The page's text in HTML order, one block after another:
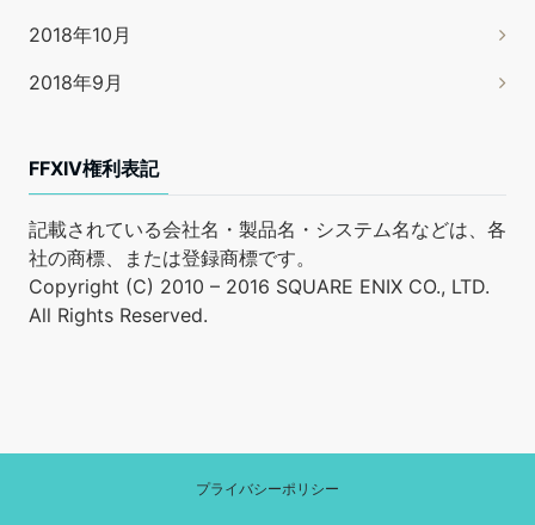
2018年10月
2018年9月
FFXIV権利表記
記載されている会社名・製品名・システム名などは、各
社の商標、または登録商標です。
Copyright (C) 2010 – 2016 SQUARE ENIX CO., LTD.
All Rights Reserved.
プライバシーポリシー